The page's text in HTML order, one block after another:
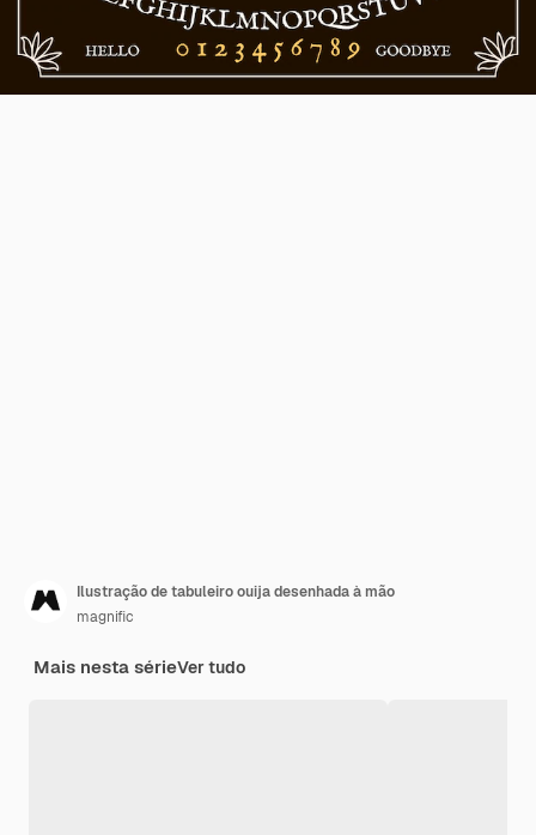
Ilustração de tabuleiro ouija desenhada à mão
magnific
Mais nesta sérieVer tudo